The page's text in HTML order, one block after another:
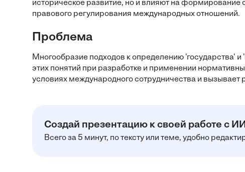
историческое развитие, но и влияют на
правового регулирования международных отношений.
Проблема
Многообразие подходов к определению 'государства'
этих понятий при разработке и применении
условиях международного сотрудничества и вызывает
Создай презентацию к своей работе с
Всего за 5 минут, по тексту или теме, удобно